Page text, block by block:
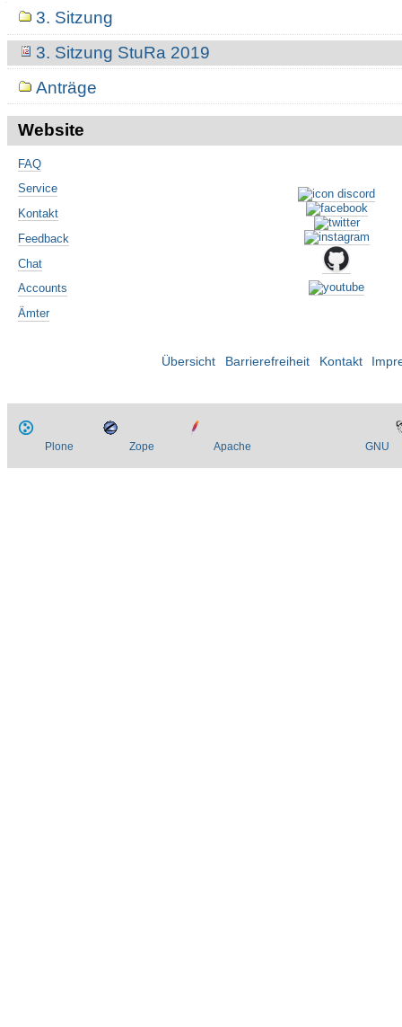
Navigation3. Sitzung
3. Sitzung StuRa 2019
Anträge
Website
FAQ
Service
Kontakt
Feedback
Chat
Accounts
Ämter
Übersicht Barrierefreiheit Kontakt
Plone Zope Apache GNU